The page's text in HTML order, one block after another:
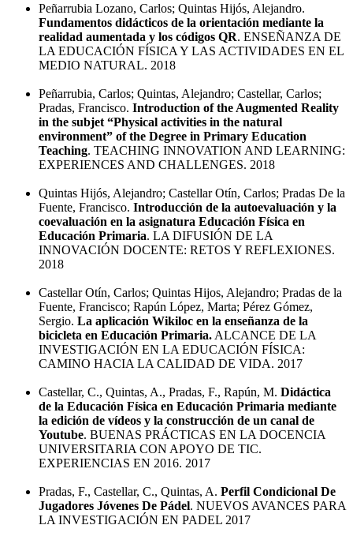
Peñarrubia Lozano, Carlos; Quintas Hijós, Alejandro.
Fundamentos didácticos de la orientación mediante la
realidad aumentada y los códigos QR. ENSEÑANZA DE
LA EDUCACIÓN FÍSICA Y LAS ACTIVIDADES EN EL
MEDIO NATURAL. 2018
Peñarrubia, Carlos; Quintas, Alejandro; Castellar, Carlos;
Pradas, Francisco. Introduction of the Augmented Reality
in the subjet “Physical activities in the natural
environment” of the Degree in Primary Education
Teaching. TEACHING INNOVATION AND LEARNING:
EXPERIENCES AND CHALLENGES. 2018
Quintas Hijós, Alejandro; Castellar Otín, Carlos; Pradas De la
Fuente, Francisco. Introducción de la autoevaluación y la
coevaluación en la asignatura Educación Física en
Educación Primaria. LA DIFUSIÓN DE LA
INNOVACIÓN DOCENTE: RETOS Y REFLEXIONES.
2018
Castellar Otín, Carlos; Quintas Hijos, Alejandro; Pradas de la
Fuente, Francisco; Rapún López, Marta; Pérez Gómez,
Sergio. La aplicación Wikiloc en la enseñanza de la
bicicleta en Educación Primaria. ALCANCE DE LA
INVESTIGACIÓN EN LA EDUCACIÓN FÍSICA:
CAMINO HACIA LA CALIDAD DE VIDA. 2017
Castellar, C., Quintas, A., Pradas, F., Rapún, M. Didáctica
de la Educación Física en Educación Primaria mediante
la edición de vídeos y la construcción de un canal de
Youtube. BUENAS PRÁCTICAS EN LA DOCENCIA
UNIVERSITARIA CON APOYO DE TIC.
EXPERIENCIAS EN 2016. 2017
Pradas, F., Castellar, C., Quintas, A. Perfil Condicional De
Jugadores Jóvenes De Pádel. NUEVOS AVANCES PARA
LA INVESTIGACIÓN EN PADEL 2017